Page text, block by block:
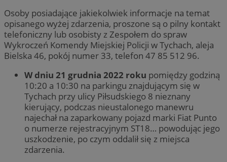
Osoby posiadające jakiekolwiek informacje na temat
opisanego wyżej zdarzenia, proszone są o pilny kontakt
telefoniczny lub osobisty z Zespołem do spraw
Wykroczeń Komendy Miejskiej Policji w Tychach, aleja
Bielska 46, pokój numer 33, telefon 47 85 512 96.
W dniu 21 grudnia 2022 roku pomiędzy godziną
10:20 a 10:30 na parkingu znajdującym się w
Tychach przy ulicy Piłsudskiego 8 nieznany
kierujący, podczas nieustalonego manewru
najechał na zaparkowany pojazd marki Fiat Punto
o numerze rejestracyjnym ST18… powodując jego
uszkodzenie, po czym oddalił się z miejsca
zdarzenia.